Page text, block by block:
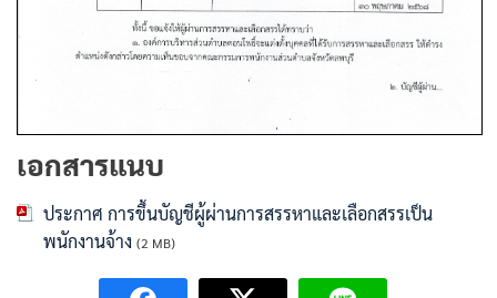
เอกสารแนบ
ประกาศ การขึ้นบัญชีผู้ผ่านการสรรหาและเลือกสรรเป็น
พนักงานจ้าง (2 MB)